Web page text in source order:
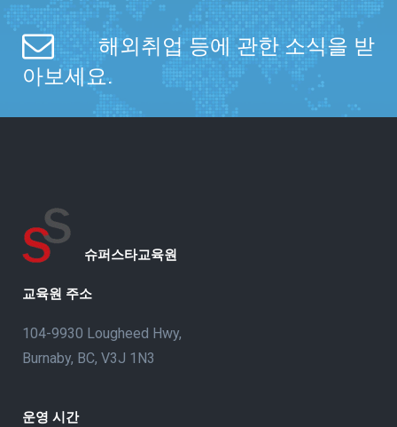
해외취업 등에 관한 소식을 받
아보세요.
슈퍼스타교육원
교육원 주소
104-9930 Lougheed Hwy,
Burnaby, BC, V3J 1N3
운영 시간